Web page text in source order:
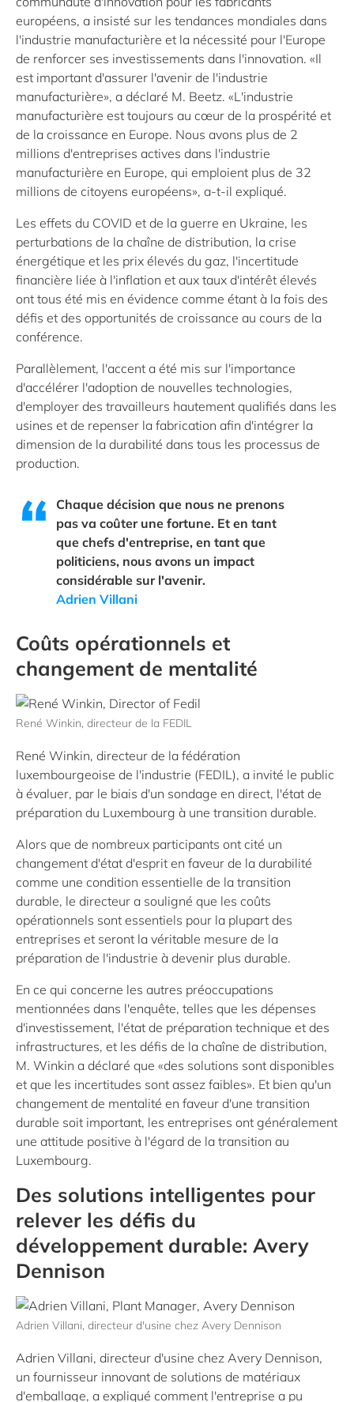
européens, a insisté sur les tendances mondiales dans
l'industrie manufacturière et la nécessité pour l'Europe
de renforcer ses investissements dans l'innovation. «Il
est important d'assurer l'avenir de l'industrie
manufacturière», a déclaré M. Beetz. «L'industrie
manufacturière est toujours au cœur de la prospérité et
de la croissance en Europe. Nous avons plus de 2
millions d'entreprises actives dans l'industrie
manufacturière en Europe, qui emploient plus de 32
millions de citoyens européens», a-t-il expliqué.
Les effets du COVID et de la guerre en Ukraine, les
perturbations de la chaîne de distribution, la crise
énergétique et les prix élevés du gaz, l'incertitude
financière liée à l'inflation et aux taux d'intérêt élevés
ont tous été mis en évidence comme étant à la fois des
défis et des opportunités de croissance au cours de la
conférence.
Parallèlement, l'accent a été mis sur l'importance
d'accélérer l'adoption de nouvelles technologies,
d'employer des travailleurs hautement qualifiés dans les
usines et de repenser la fabrication afin d'intégrer la
dimension de la durabilité dans tous les processus de
production.
Chaque décision que nous ne prenons
pas va coûter une fortune. Et en tant
que chefs d'entreprise, en tant que
politiciens, nous avons un impact
considérable sur l'avenir.
Adrien Villani
Coûts opérationnels et
changement de mentalité
René Winkin, directeur de la FEDIL
René Winkin, directeur de la fédération
luxembourgeoise de l'industrie (FEDIL), a invité le public
à évaluer, par le biais d'un sondage en direct, l'état de
préparation du Luxembourg à une transition durable.
Alors que de nombreux participants ont cité un
changement d'état d'esprit en faveur de la durabilité
comme une condition essentielle de la transition
durable, le directeur a souligné que les coûts
opérationnels sont essentiels pour la plupart des
entreprises et seront la véritable mesure de la
préparation de l'industrie à devenir plus durable.
En ce qui concerne les autres préoccupations
mentionnées dans l'enquête, telles que les dépenses
d'investissement, l'état de préparation technique et des
infrastructures, et les défis de la chaîne de distribution,
M. Winkin a déclaré que «des solutions sont disponibles
et que les incertitudes sont assez faibles». Et bien qu'un
changement de mentalité en faveur d'une transition
durable soit important, les entreprises ont généralement
une attitude positive à l'égard de la transition au
Luxembourg.
Des solutions intelligentes pour
relever les défis du
développement durable: Avery
Dennison
Adrien Villani, directeur d'usine chez Avery Dennison
Adrien Villani, directeur d'usine chez Avery Dennison,
un fournisseur innovant de solutions de matériaux
d'emballage, a expliqué comment l'entreprise a pu